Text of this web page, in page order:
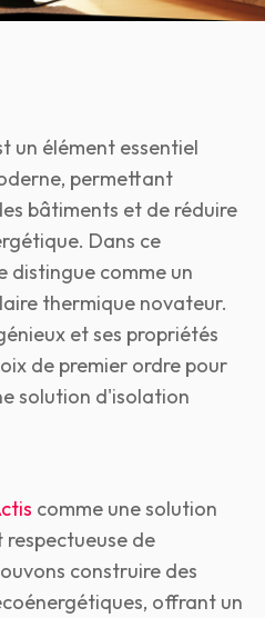
un élément essentiel
permettant
bâtiments et de réduire
Dans ce
distingue comme un
thermique novateur.
et ses propriétés
de premier ordre pour
solution d'isolation
comme une solution
de
construire des
offrant un